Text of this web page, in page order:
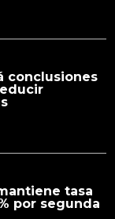
conclusiones
tasa
por segunda